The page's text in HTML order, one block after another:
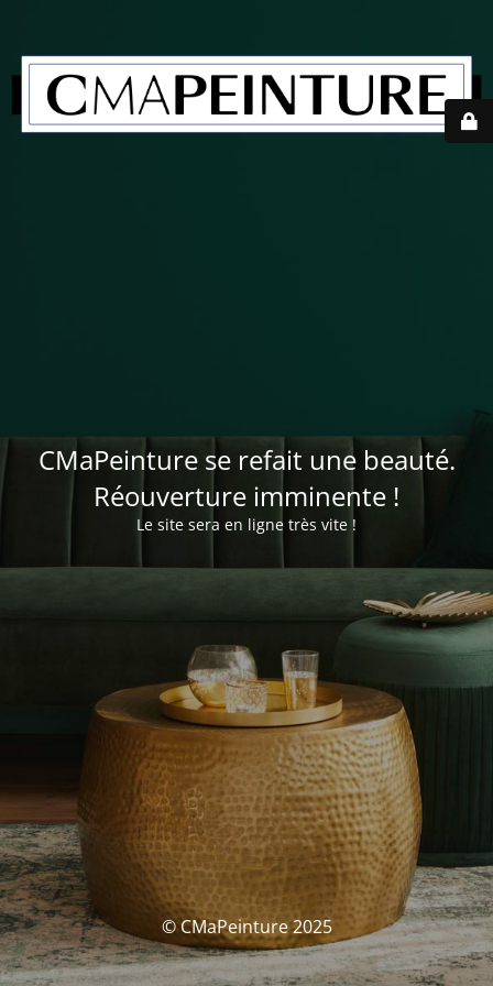
CMaPeinture se refait une beauté.
Réouverture imminente !
Le site sera en ligne très vite !
© CMaPeinture 2025